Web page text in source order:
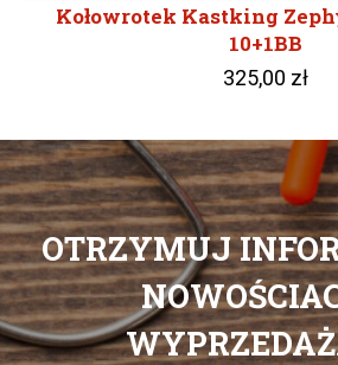
Kołowrotek Kastking
10+1BB
325,00 zł
OTRZYMUJ